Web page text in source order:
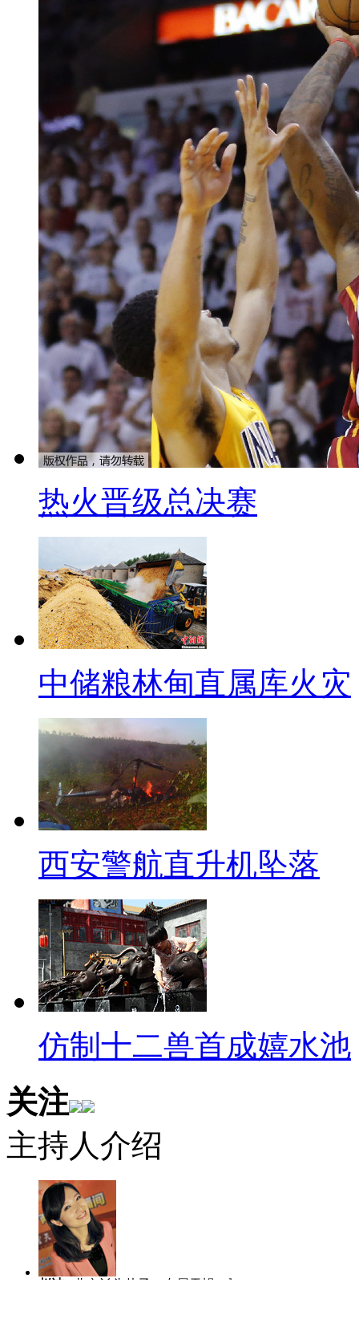
米“久煮不坏”的原因，老板说
知道要往锅里放玉米香精。这
时间，玉米都不会馊掉，能卖更
【口播】其实早在前两年，街
被媒体曝出，专家介绍说，“甜
量，就会对人体的消化系统带
各位食客，还得多加小心！说
也得留心了。
中国旅游团罗马遭遇抢劫 领
【解说】近日，在意大利旅
劫，中方领队藏在裤子里的巨
示，欧洲近些年针对中国旅游
外，劫匪如今更愿意去抢中方
用金都放在领队身上。有领队反
司机会告诉劫匪领队把钱藏在
【口播】殊不知，当很多中
品上的同时，劫匪也将目光盯
富需谨慎，劫匪有高招。最近
段，豪车、各式名品都是国人炫
数高收入者将非物质享受视为
是不是也得多增加点精神追求！
三 网络大红人：
罗彩霞——人生路上的精彩
【口播】刚刚我们看过了在出
上又有哪些坎坷与转折呢？罗
份证被盗用造成2009年本该在
为新闻热议的话题。然而，今
者。
【解说】罗彩霞精彩的人生
罗彩霞案件得以沉冤昭雪。事
引，成为了成都电视台《真相30
的亲身经历帮助了许多和她一样
都电视台，以出色的工作表现成
【口播】罗彩霞的人生路，
生的道路上遇挫折时，应该积
了自己的权益，才能改变自己的
热火晋级总决赛
中储粮林甸直属库火灾
西安警航直升机坠落
仿制十二兽首成嬉水池
关注
主持人介绍
赵洁
北京丫头片子，专属天蝎，爱哭